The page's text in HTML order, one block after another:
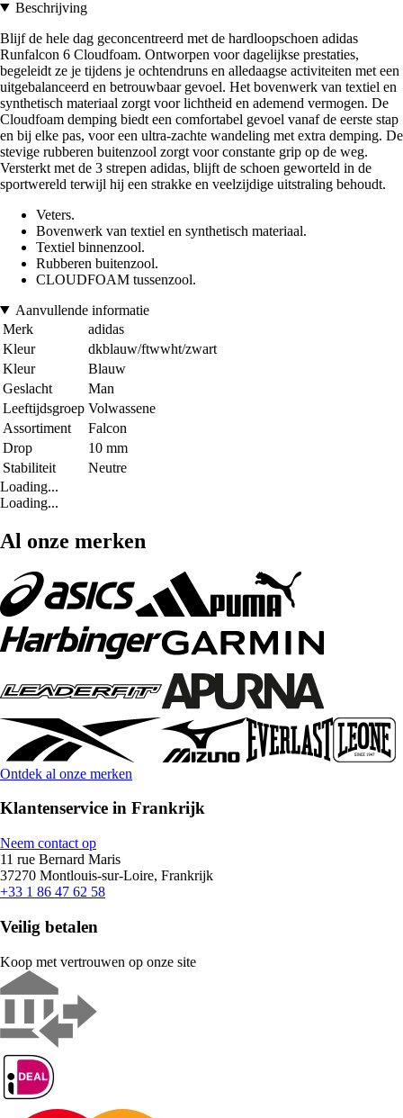
Beschrijving
Blijf de hele dag geconcentreerd met de hardloopschoen adidas
Runfalcon 6 Cloudfoam. Ontworpen voor dagelijkse prestaties,
begeleidt ze je tijdens je ochtendruns en alledaagse activiteiten met een
uitgebalanceerd en betrouwbaar gevoel. Het bovenwerk van textiel en
synthetisch materiaal zorgt voor lichtheid en ademend vermogen. De
Cloudfoam demping biedt een comfortabel gevoel vanaf de eerste stap
en bij elke pas, voor een ultra-zachte wandeling met extra demping. De
stevige rubberen buitenzool zorgt voor constante grip op de weg.
Versterkt met de 3 strepen adidas, blijft de schoen geworteld in de
sportwereld terwijl hij een strakke en veelzijdige uitstraling behoudt.
Veters.
Bovenwerk van textiel en synthetisch materiaal.
Textiel binnenzool.
Rubberen buitenzool.
CLOUDFOAM tussenzool.
Aanvullende informatie
Merk
adidas
Kleur
dkblauw/ftwwht/zwart
Kleur
Blauw
Geslacht
Man
Leeftijdsgroep Volwassene
Assortiment
Falcon
Drop
10 mm
Stabiliteit
Neutre
Loading...
Loading...
Al onze merken
Ontdek al onze merken
Klantenservice in Frankrijk
Neem contact op
11 rue Bernard Maris
37270 Montlouis-sur-Loire, Frankrijk
+33 1 86 47 62 58
Veilig betalen
Koop met vertrouwen op onze site